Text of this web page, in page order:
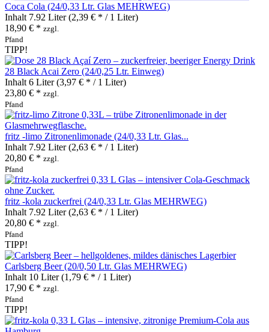
Coca Cola (24/0,33 Ltr. Glas MEHRWEG)
Inhalt 7.92 Liter(2,39 € * / 1 Liter)
18,90 € * zzgl.
Pfand
TIPP!
28 Black Acai Zero (24/0,25 Ltr. Einweg)
Inhalt 6 Liter(3,97 € * / 1 Liter)
23,80 € * zzgl.
Pfand
fritz -limo Zitronenlimonade (24/0,33 Ltr. Glas...
Inhalt 7.92 Liter(2,63 € * / 1 Liter)
20,80 € * zzgl.
Pfand
fritz -kola zuckerfrei (24/0,33 Ltr. Glas MEHRWEG)
Inhalt 7.92 Liter(2,63 € * / 1 Liter)
20,80 € * zzgl.
Pfand
TIPP!
Carlsberg Beer (20/0,50 Ltr. Glas MEHRWEG)
Inhalt 10 Liter(1,79 € * / 1 Liter)
17,90 € * zzgl.
Pfand
TIPP!